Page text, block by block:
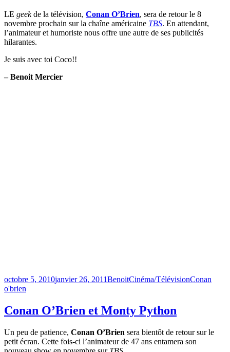
LE geekde la télévision, Conan O’Brien, sera de retour le 8
novembre prochain sur la chaîne américaine TBS. En attendant,
l’animateur et humoriste nous offre une autre de ses publicités
hilarantes.
Je suis avec toi Coco!!
– Benoit Mercier
Publié
le
octobre 5, 2010janvier 26, 2011BenoitCatégories
Cinéma/TélévisionÉtiquettes
Conan
o'brien
Conan O’Brien et Monty Python
Un peu de patience, Conan O’Brien sera bientôt de retour sur le
petit écran. Cette fois-ci l’animateur de 47 ans entamera son